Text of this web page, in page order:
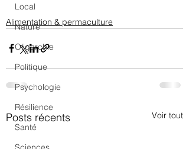
Local
Nature
Oligarchie
Politique
Psychologie
Résilience
Santé
Alimentation & permaculture
Posts récents Voir tout